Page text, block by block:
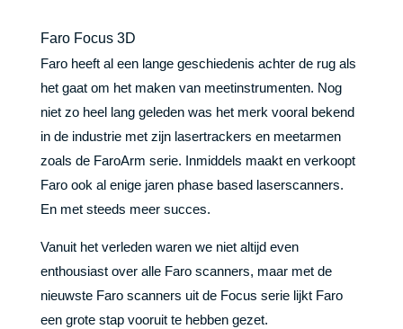
Faro Focus 3D
Faro heeft al een lange geschiedenis achter de rug als
het gaat om het maken van meetinstrumenten. Nog
niet zo heel lang geleden was het merk vooral bekend
in de industrie met zijn lasertrackers en meetarmen
zoals de FaroArm serie. Inmiddels maakt en verkoopt
Faro ook al enige jaren phase based laserscanners.
En met steeds meer succes.
Vanuit het verleden waren we niet altijd even
enthousiast over alle Faro scanners, maar met de
nieuwste Faro scanners uit de Focus serie lijkt Faro
een grote stap vooruit te hebben gezet.